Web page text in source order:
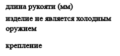
длина рукояти (мм)
изделие не является холодным
оружием
крепление